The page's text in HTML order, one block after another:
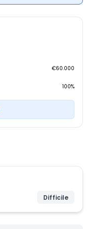
€60.000
100%
Difficile